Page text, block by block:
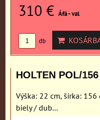
310 € Áfá - val
db
HOLTEN POL/156
Výška: 22 cm, šírka:
biely / dub...